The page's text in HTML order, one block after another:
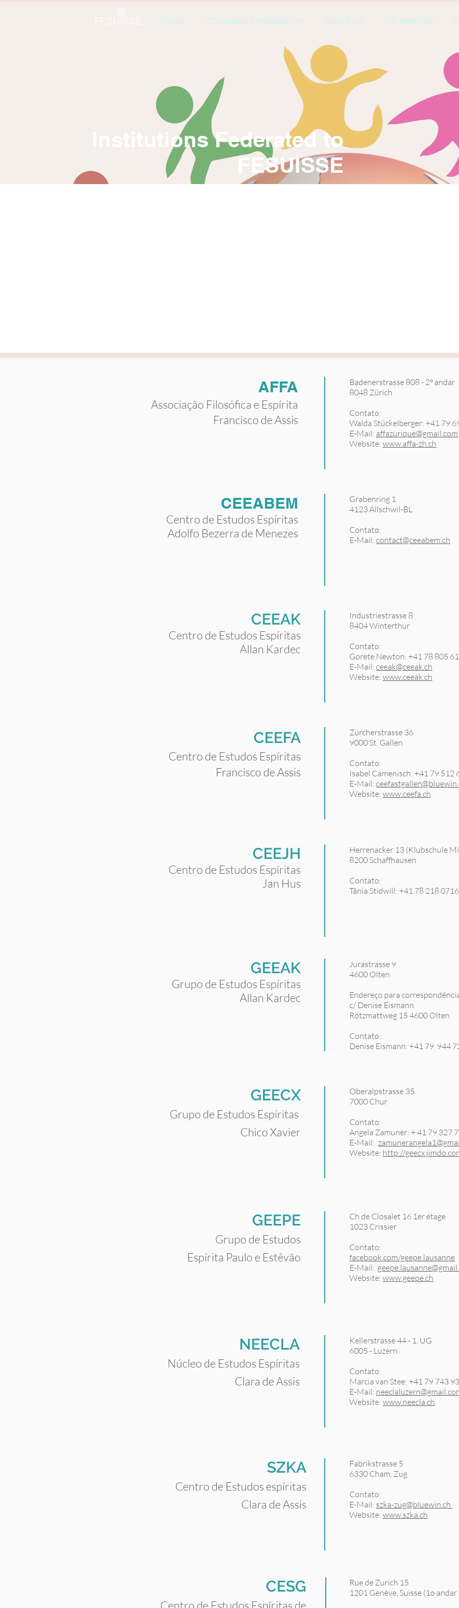
HOME CONGRESS INFORMATION ABOUT US THE SPIRITISM
Institutions Federated to
FESUISSE
AFFA
Associação Filosófica e Espírita
Francisco de Assis
Badenerstrasse 808 - 2° andar
8048 Zürich
Contato:
Walda Stückelberger: +41 79
E-Mail: affazurique@gmail.com
Website: www.affa-zh.ch
CEEABEM
Centro de Estudos Espíritas
Adolfo Bezerra de Menezes
Grabenring 1
4123 Allschwil-BL
Contato:
E-Mail: contact@ceeabem.ch
CEEAK
Centro de Estudos Espíritas
Allan Kardec
Industriestrasse 8
8404 Winterthur
Contato:
Gorete Newton: +41 78 805
E-Mail: ceeak@ceeak.ch
Website: www.ceeak.ch
CEEFA
Centro de Estudos Espíritas
Francisco de Assis
Zürcherstrasse 36
9000 St. Gallen
Contato:
Isabel Camenisch: +41 79 512
E-Mail:
Website: www.ceefa.ch
CEEJH
Centro de Estudos Espíritas
Jan Hus
Herrenacker 13 (Klubschule
8200 Schaffhausen
Contato:
Tânia Stidwill: +41 78 218 0716
GEEAK
Grupo de Estudos Espíritas
Allan Kardec
Jurastrasse 9
4600 Olten
Endereço para
c/ Denise Eismann
Rötzmattweg 15 4600 Olten
Contato:
Denise Eismann: +41 79 944
GEECX
Grupo de Estudos Espíritas
Chico Xavier
Oberalpstrasse 35
7000 Chur
Contato:
Angela Zamuner: + 41 79 327
E-Mail:
Website: http://
GEEPE
Grupo de Estudos
Espírita Paulo e Estêvão
Ch de Closalet 16 1er étage
1023 Crissier
Contato:
facebook.com/geepe.lausanne
E-Mail:
Website: www.geepe.ch
NEECLA
Núcleo de Estudos Espíritas
Clara de Assis
Kellerstrasse 44 - 1. UG
6005 - Luzern
Contato:
Marcia van Stee: +41 79 743
E-Mail:
Website: www.neecla.ch
SZKA
Centro de Estudos espíritas
Clara de Assis
Fabrikstrasse 5
6330 Cham, Zug
Contato:
E-Mail: szka-zug@bluewin.ch
Website: www.szka.ch
CESG
Centro de Estudos Espíritas de
Rue de Zurich 15
1201 Genève, Suisse (1o andar